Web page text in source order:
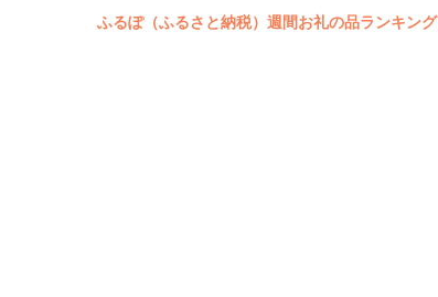
ふるぽ（ふるさと納税）週間お礼の品ランキング